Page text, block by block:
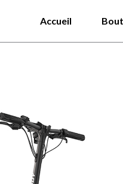
Accueil